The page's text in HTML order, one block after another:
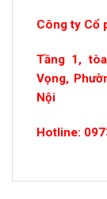
Công ty Cổ
Tầng 1,
Vọng,
Nội
Hotline: